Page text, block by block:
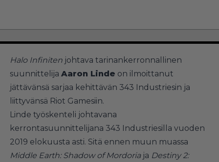
Halo Infiniten johtava tarinankerronnallinen
suunnittelija Aaron Linde on ilmoittanut
jättävänsä sarjaa kehittävän 343 Industriesin ja
liittyvänsä Riot Gamesiin.
Linde työskenteli johtavana
kerrontasuunnittelijana 343 Industriesilla vuoden
2019 elokuusta asti. Sitä ennen muun muassa
Middle Earth: Shadow of Mordoriaja Destiny 2: